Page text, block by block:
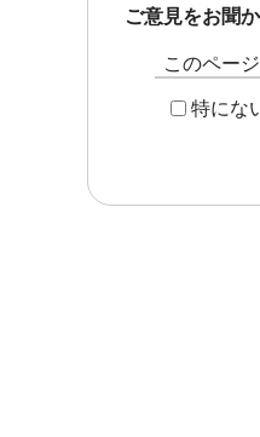
ご意見をお聞
このペー
特にな